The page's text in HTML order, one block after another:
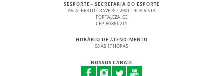
SESPORTE - SECRETARIA DO ESPORTE
AV. ALBERTO CRAVEIRO, 2901 - BOA VISTA
FORTALEZA, CE
CEP: 60.861.211
HORÁRIO DE ATENDIMENTO
08 ÀS 17 HORAS
NOSSOS CANAIS